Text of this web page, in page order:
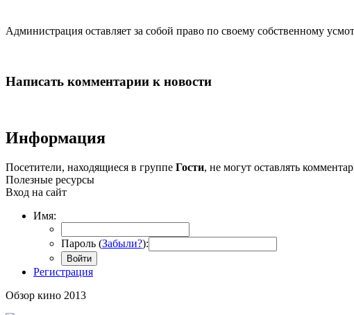
Администрация оставляет за собой право по своему собственному
Написать комментарии к новости
Информация
Посетители, находящиеся в группе Гости, не могут оставлять
Полезные ресурсы
Вход на сайт
Имя:
Пароль (Забыли?):
Войти
Регистрация
Обзор кино 2013